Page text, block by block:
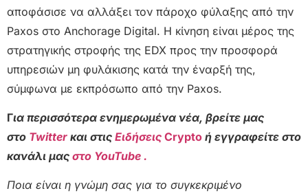
αποφάσισε να αλλάξει τον πάροχο φύλαξης από την
Paxos στο Anchorage Digital. Η κίνηση είναι μέρος της
στρατηγικής στροφής της EDX προς την προσφορά
υπηρεσιών μη φυλάκισης κατά την έναρξή της,
σύμφωνα με εκπρόσωπο από την Paxos.
Για περισσότερα ενημερωμένα νέα, βρείτε μας
στο Twitter και στις Ειδήσεις Crypto ή εγγραφείτε στο
κανάλι μας στο YouTube .
Ποια είναι η γνώμη σας για το συγκεκριμένο